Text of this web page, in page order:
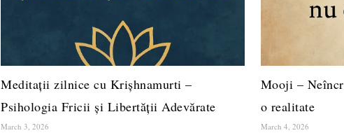
Meditații zilnice cu Krișhnamurti –
Psihologia Fricii și Libertății Adevărate
March 3, 2026
Mooji –
o realitate
March 4, 2026